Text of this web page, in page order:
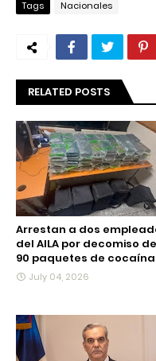
Tags Nacionales
RELATED POSTS
Arrestan a dos
del AILA por decomiso de
90 paquetes de cocaína
July 04, 2026